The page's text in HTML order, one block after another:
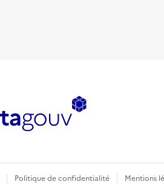
Politique de confidentialité Mentions